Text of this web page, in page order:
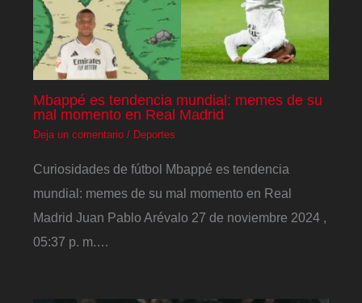
Mbappé es tendencia mundial: memes de su
mal momento en Real Madrid
Deja un comentario / Deportes
Curiosidades de fútbol Mbappé es tendencia
mundial: memes de su mal momento en Real
Madrid Juan Pablo Arévalo 27 de noviembre 2024 ,
05:37 p. m.…